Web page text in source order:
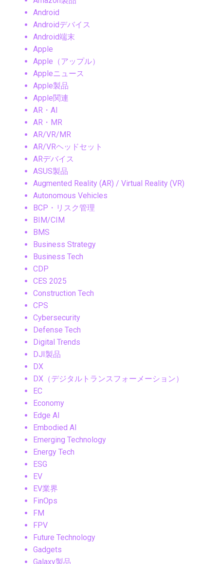
Android
Androidデバイス
Android端末
Apple
Apple（アップル）
Appleニュース
Apple製品
Apple関連
AR・AI
AR・MR
AR/VR/MR
AR/VRヘッドセット
ARデバイス
ASUS製品
Augmented Reality (AR) / Virtual Reality (VR)
Autonomous Vehicles
BCP・リスク管理
BIM/CIM
BMS
Business Strategy
Business Tech
CDP
CES 2025
Construction Tech
CPS
Cybersecurity
Defense Tech
Digital Trends
DJI製品
DX
DX（デジタルトランスフォーメーション）
EC
Economy
Edge AI
Embodied AI
Emerging Technology
Energy Tech
ESG
EV
EV業界
FinOps
FM
FPV
Future Technology
Gadgets
Galaxy製品